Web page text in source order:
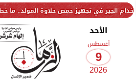
تجهيز حمص حلاوة المولد.. ما خطورته؟
الأحد
أغسطس
9
2026